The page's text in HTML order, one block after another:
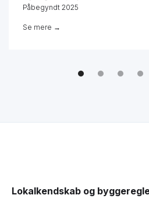
Påbegyndt 2025
Se mere →
Lokalkendskab og